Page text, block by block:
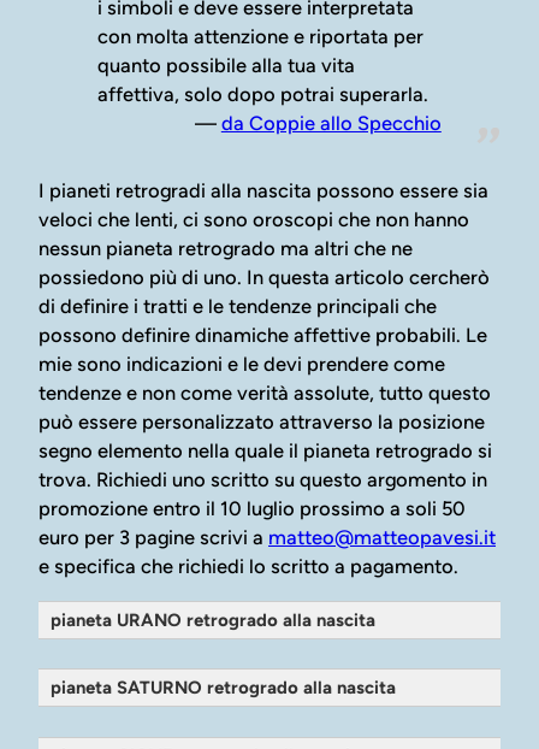
i simboli e deve essere interpretata
con molta attenzione e riportata per
quanto possibile alla tua vita
affettiva, solo dopo potrai superarla.
da Coppie allo Specchio
I pianeti retrogradi alla nascita possono essere sia
veloci che lenti, ci sono oroscopi che non hanno
nessun pianeta retrogrado ma altri che ne
possiedono più di uno. In questa articolo cercherò
di definire i tratti e le tendenze principali che
possono definire dinamiche affettive probabili. Le
mie sono indicazioni e le devi prendere come
tendenze e non come verità assolute, tutto questo
può essere personalizzato attraverso la posizione
segno elemento nella quale il pianeta retrogrado si
trova. Richiedi uno scritto su questo argomento in
promozione entro il 10 luglio prossimo a soli 50
euro per 3 pagine scrivi a matteo@matteopavesi.it
e specifica che richiedi lo scritto a pagamento.
pianeta URANO retrogrado alla nascita
pianeta SATURNO retrogrado alla nascita